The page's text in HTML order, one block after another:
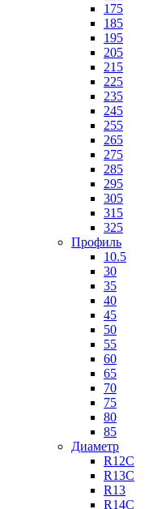
175
185
195
205
215
225
235
245
255
265
275
285
295
305
315
325
Профиль
10.5
30
35
40
45
50
55
60
65
70
75
80
85
Диаметр
R12C
R13C
R13
R14C